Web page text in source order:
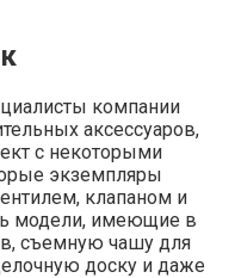
компании
аксессуаров,
с некоторыми
экземпляры
клапаном и
модели, имеющие в
съемную чашу для
доску и даже